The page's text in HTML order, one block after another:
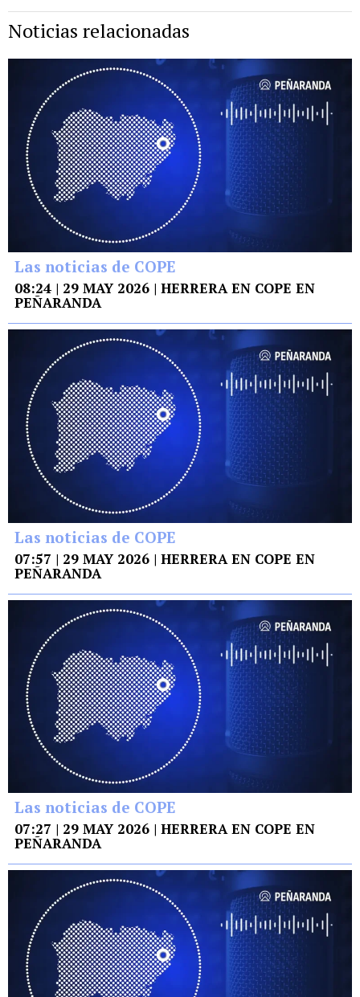
Noticias relacionadas
Las noticias de COPE
08:24 | 29 MAY 2026 | HERRERA EN COPE EN
PEÑARANDA
Las noticias de COPE
07:57 | 29 MAY 2026 | HERRERA EN COPE EN
PEÑARANDA
Las noticias de COPE
07:27 | 29 MAY 2026 | HERRERA EN COPE EN
PEÑARANDA